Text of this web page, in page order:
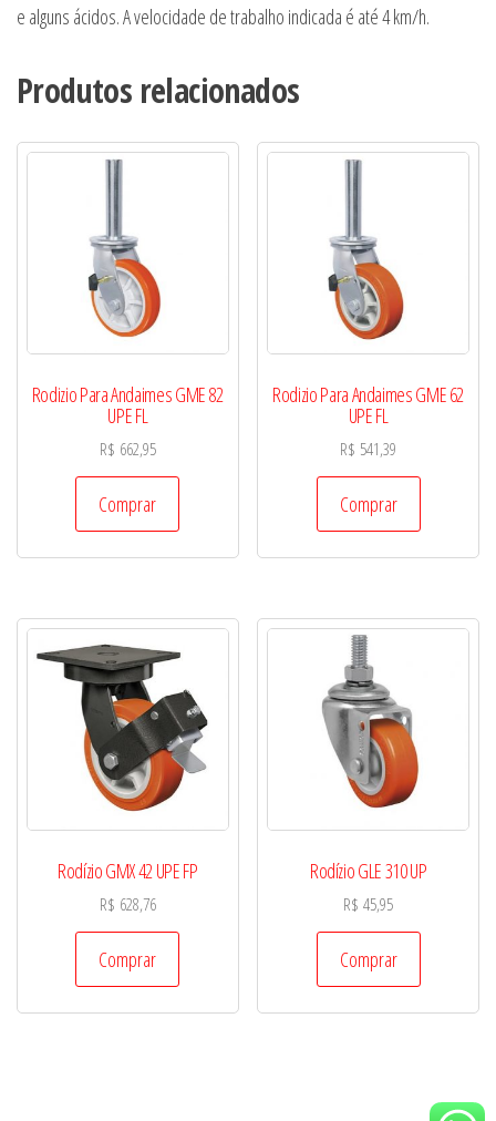
e alguns ácidos. A velocidade de trabalho indicada é até 4 km/h.
Produtos relacionados
Rodizio Para Andaimes GME 82
UPE FL
R$ 662,95
Comprar
Rodizio Para Andaimes GME 62
UPE FL
R$ 541,39
Comprar
Rodízio GMX 42 UPE FP
R$ 628,76
Comprar
Rodízio GLE 310 UP
R$ 45,95
Comprar